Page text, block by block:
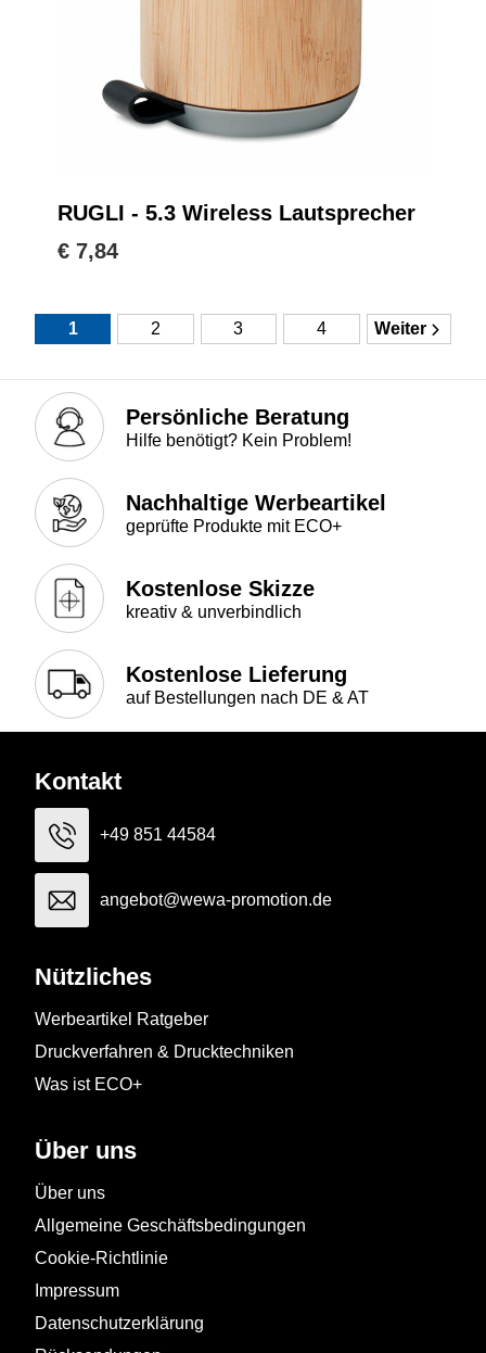
RUGLI - 5.3 Wireless Lautsprecher
€ 7,84
1 2 3 4 Weiter
Persönliche Beratung
Hilfe benötigt? Kein Problem!
Nachhaltige Werbeartikel
geprüfte Produkte mit ECO+
Kostenlose Skizze
kreativ & unverbindlich
Kostenlose Lieferung
auf Bestellungen nach DE & AT
Kontakt
+49 851 44584
angebot@wewa-promotion.de
Nützliches
Werbeartikel Ratgeber
Druckverfahren & Drucktechniken
Was ist ECO+
Über uns
Über uns
Allgemeine Geschäftsbedingungen
Cookie-Richtlinie
Impressum
Datenschutzerklärung